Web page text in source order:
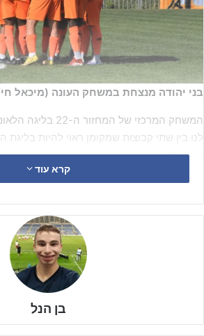
בני יהודה מנצחת במשחק העונה (מיכאל
המשחק המרכזי של
לנו בין שתי קבוצות שמקומן ראוי להיות
עצמן בליגה הלאומית.
קרא עוד
בן הנל